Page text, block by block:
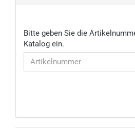
BITTE
GEBEN
SIE
DIE
EIN.
Bitte geben Sie die
Katalog ein.